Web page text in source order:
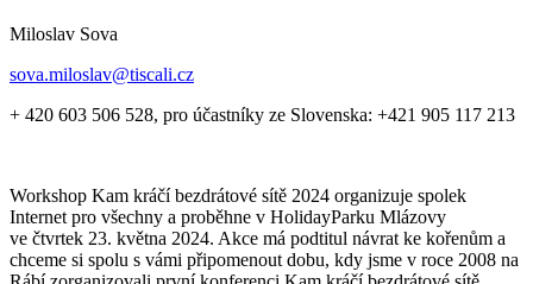
Miloslav Sova
sova.miloslav@tiscali.cz
+ 420 603 506 528, pro účastníky ze Slovenska: +421 905 117 213
Workshop Kam kráčí bezdrátové sítě 2024 organizuje spolek
Internet pro všechny a proběhne v HolidayParku Mlázovy
ve čtvrtek 23. května 2024. Akce má podtitul návrat ke kořenům a
chceme si spolu s vámi připomenout dobu, kdy jsme v roce 2008 na